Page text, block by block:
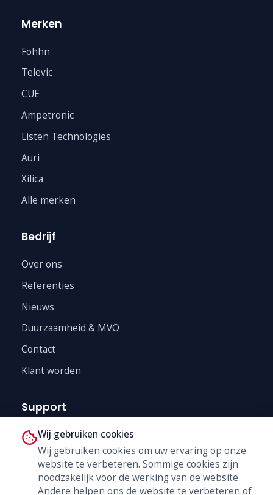
Merken
Fohhn
Televic
CUE
Ampetronic
Listen Technologies
Auri
Xilica
Alle merken
Bedrijf
Over ons
Referenties
Nieuws
Duurzaamheid & MVO
Contact
Klant worden
Support
Technische Dienst
Trainingen
B2B Shop
Wij gebruiken cookies
Wij gebruiken cookies om uw ervaring op onze
website te verbeteren. Sommige cookies zijn
noodzakelijk voor de werking van de website.
Andere helpen ons de website te verbeteren of